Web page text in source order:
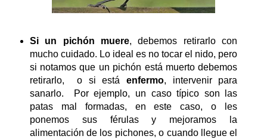
Si un pichón muere, debemos retirarlo con
mucho cuidado. Lo ideal es no tocar el nido, pero
si notamos que un pichón está muerto debemos
retirarlo, o si estáenfermo, intervenir para
sanarlo. Por ejemplo, un caso típico son las
patas mal formadas, en este caso, o les
ponemos sus férulas y mejoramos la
alimentación de los pichones, o cuando llegue el